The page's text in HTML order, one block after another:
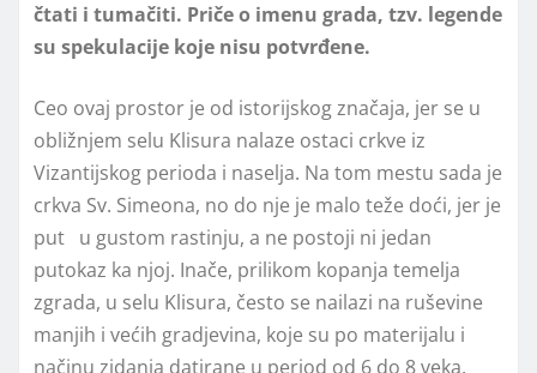
čtati i tumačiti. Priče o imenu grada, tzv. legende
su spekulacije koje nisu potvrđene.
Ceo ovaj prostor je od istorijskog značaja, jer se u
obližnjem selu Klisura nalaze ostaci crkve iz
Vizantijskog perioda i naselja. Na tom mestu sada je
crkva Sv. Simeona, no do nje je malo teže doći, jer je
put u gustom rastinju, a ne postoji ni jedan
putokaz ka njoj. Inače, prilikom kopanja temelja
zgrada, u selu Klisura, često se nailazi na ruševine
manjih i većih gradjevina, koje su po materijalu i
načinu zidanja datirane u period od 6 do 8 veka.